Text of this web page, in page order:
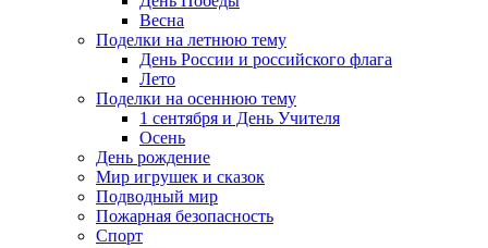
Весна
Поделки на летнюю тему
День России и российского флага
Лето
Поделки на осеннюю тему
1 сентября и День Учителя
Осень
День рождение
Мир игрушек и сказок
Подводный мир
Пожарная безопасность
Спорт